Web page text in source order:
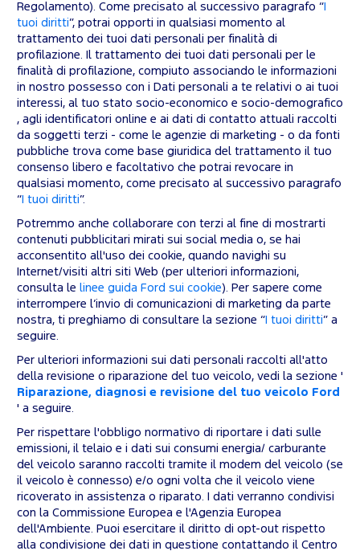
Regolamento). Come precisato al successivo paragrafo “
tuoi diritti”, potrai opporti in qualsiasi momento al
trattamento dei tuoi dati personali per finalità di
profilazione. Il trattamento dei tuoi dati personali per le
finalità di profilazione, compiuto associando le informazioni
in nostro possesso con i Dati personali a te relativi o ai tuoi
interessi, al tuo stato socio-economico e socio-demografico
, agli identificatori online e ai dati di contatto attuali raccolti
da soggetti terzi - come le agenzie di marketing - o da fonti
pubbliche trova come base giuridica del trattamento il tuo
consenso libero e facoltativo che potrai revocare in
qualsiasi momento, come precisato al successivo paragrafo
“ I tuoi diritti”.
Potremmo anche collaborare con terzi al fine di mostrarti
contenuti pubblicitari mirati sui social media o, se hai
acconsentito all'uso dei cookie, quando navighi su
Internet/visiti altri siti Web (per ulteriori informazioni,
consulta le linee guida Ford sui cookie). Per sapere come
interrompere l’invio di comunicazioni di marketing da parte
nostra, ti preghiamo di consultare la sezione “ I tuoi diritti” a
seguire.
Per ulteriori informazioni sui dati personali raccolti all'atto
della revisione o riparazione del tuo veicolo, vedi la sezione '
Riparazione, diagnosi e revisione del tuo veicolo Ford
' a seguire.
Per rispettare l'obbligo normativo di riportare i dati sulle
emissioni, il telaio e i dati sui consumi energia/ carburante
del veicolo saranno raccolti tramite il modem del veicolo (se
il veicolo è connesso) e/o ogni volta che il veicolo viene
ricoverato in assistenza o riparato. I dati verranno condivisi
con la Commissione Europea e l'Agenzia Europea
dell'Ambiente. Puoi esercitare il diritto di opt-out rispetto
alla condivisione dei dati in questione contattando il Centro